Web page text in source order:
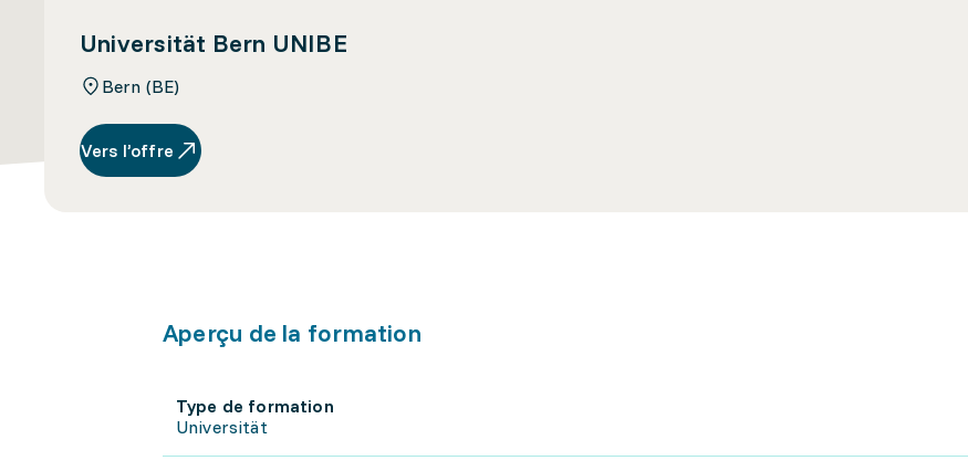
Universität Bern UNIBE
Bern (BE)
Vers l’offre
Aperçu de la formation
Type de formation
Universität